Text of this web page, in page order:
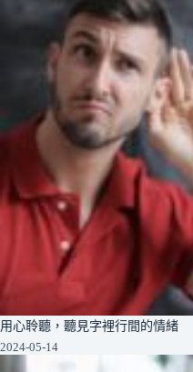
用心聆聽，聽見字裡行間的情緒
2024-05-14